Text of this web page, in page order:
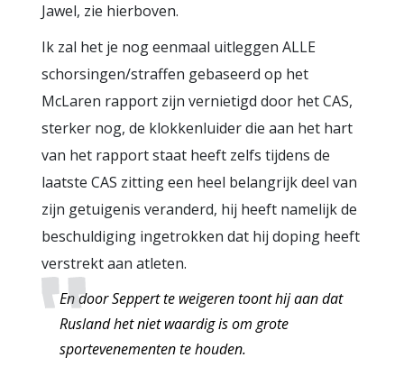
Jawel, zie hierboven.
Ik zal het je nog eenmaal uitleggen ALLE
schorsingen/straffen gebaseerd op het
McLaren rapport zijn vernietigd door het CAS,
sterker nog, de klokkenluider die aan het hart
van het rapport staat heeft zelfs tijdens de
laatste CAS zitting een heel belangrijk deel van
zijn getuigenis veranderd, hij heeft namelijk de
beschuldiging ingetrokken dat hij doping heeft
verstrekt aan atleten.
En door Seppert te weigeren toont hij aan dat
Rusland het niet waardig is om grote
sportevenementen te houden.